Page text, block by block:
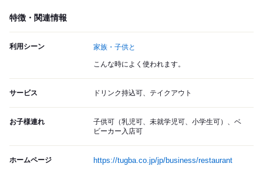
特徴・関連情報
利用シーン 家族・子供と
こんな時によく使われます。
サービス ドリンク持込可、テイクアウト
お子様連れ
子供可（乳児可、未就学児可、小学生可）、ベ
ビーカー入店可
ホームページ https://tugba.co.jp/jp/business/restaurant